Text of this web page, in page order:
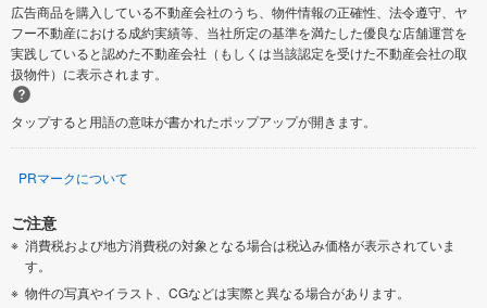
広告商品を購入している不動産会社のうち、物件情報の正確性、法令遵守、ヤ
フー不動産における成約実績等、当社所定の基準を満たした優良な店舗運営を
実践していると認めた不動産会社（もしくは当該認定を受けた不動産会社の取
扱物件）に表示されます。
タップすると用語の意味が書かれたポップアップが開きます。
PRマークについて
ご注意
消費税および地方消費税の対象となる場合は税込み価格が表示されていま
す。
物件の写真やイラスト、CGなどは実際と異なる場合があります。